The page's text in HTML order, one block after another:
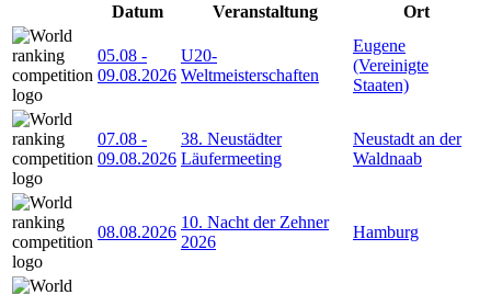
Datum
Veranstaltung Ort
05.08 -
09.08.2026
U20-
Weltmeisterschaften
Eugene
(Vereinigte
Staaten)
07.08 -
09.08.2026
38. Neustädter
Läufermeeting
Neustadt an der
Waldnaab
08.08.2026
10. Nacht der Zehner
2026
Hamburg